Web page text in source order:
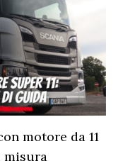
motore da 11
misura